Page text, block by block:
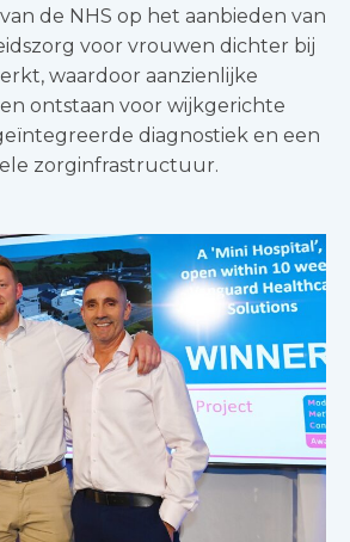
de NHS op het aanbieden van
voor vrouwen dichter bij
waardoor aanzienlijke
ontstaan voor wijkgerichte
diagnostiek en een
zorginfrastructuur.